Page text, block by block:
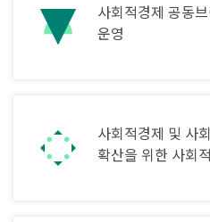
사회적경제 공동브
운영
사회적경제 및 사
확산을 위한 사회